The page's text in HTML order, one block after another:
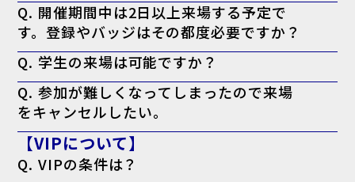
いたします。
Q. 開催期間中は2日以上来場する予定で
す。登録やバッジはその都度必要ですか？
て何度でもご入場いただけます。
Q. 学生の来場は可能ですか？
中の方や、業界への就職をご検討中の学生の方はご来場いただけます。
Q. 参加が難しくなってしまったので来場
をキャンセルしたい。
て結構です。
【VIPについて】
Q. VIPの条件は？